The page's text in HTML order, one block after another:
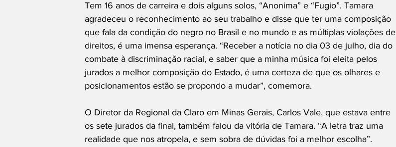
Tem 16 anos de carreira e dois alguns solos, “Anonima” e “Fugio”. Tamara
agradeceu o reconhecimento ao seu trabalho e disse que ter uma composição
que fala da condição do negro no Brasil e no mundo e as múltiplas violações de
direitos, é uma imensa esperança. “Receber a notícia no dia 03 de julho, dia do
combate à discriminação racial, e saber que a minha música foi eleita pelos
jurados a melhor composição do Estado, é uma certeza de que os olhares e
posicionamentos estão se propondo a mudar”, comemora.
O Diretor da Regional da Claro em Minas Gerais, Carlos Vale, que estava entre
os sete jurados da final, também falou da vitória de Tamara. “A letra traz uma
realidade que nos atropela, e sem sobra de dúvidas foi a melhor escolha”.